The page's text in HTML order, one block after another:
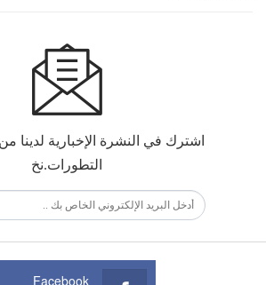
اشترك في النشرة الإخبارية لدينا
التطورات.نخ
Facebook